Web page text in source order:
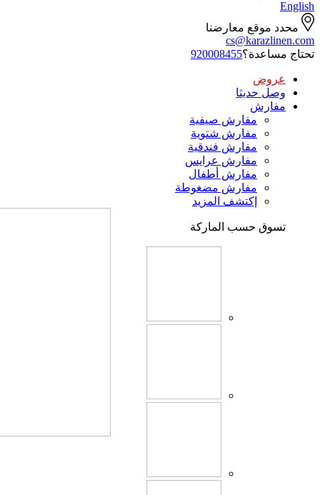
English
محدد موقع معارضنا
cs@karazlinen.com
تحتاج مساعدة؟920008455
عروض
وصل حديثا
مفارش
مفارش صيفية
مفارش شتوية
مفارش فندقية
مفارش عرايس
مفارش أطفال
مفارش مضغوطة
إكتشف المزيد
تسوق حسب الماركة